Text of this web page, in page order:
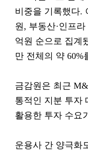
비중을 기록했다.
원, 부동산·인프
억원 순으로 집계
만 전체의 약 60%
금감원은 최근
통적인 지분 투자
활용한 투자 수요
운용사 간 양극화